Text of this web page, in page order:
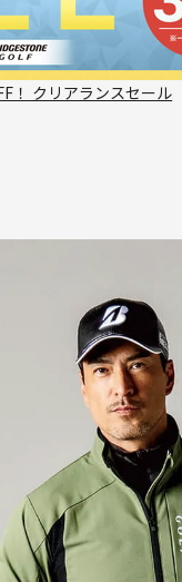
！ クリアランスセール